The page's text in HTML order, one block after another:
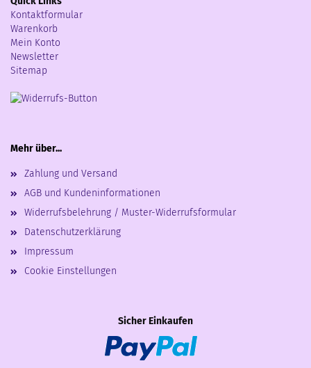
Kontaktformular
Warenkorb
Mein Konto
Newsletter
Sitemap
Mehr über...
Zahlung und Versand
AGB und Kundeninformationen
Widerrufsbelehrung / Muster-Widerrufsformular
Datenschutzerklärung
Impressum
Cookie Einstellungen
Sicher Einkaufen